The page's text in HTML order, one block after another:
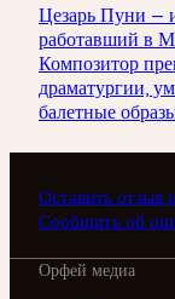
Цезарь Пуни —
работавший в
Композитор
драматургии,
балетные
Оставить отзыв
Сообщить об
Орфей медиа